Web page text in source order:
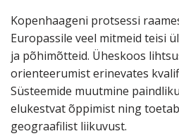
Kopenhaageni protsessi
Europassile veel mitmeid teisi
ja põhimõtteid. Üheskoos
orienteerumist erinevates
Süsteemide muutmine
elukestvat õppimist ning
geograafilist liikuvust.